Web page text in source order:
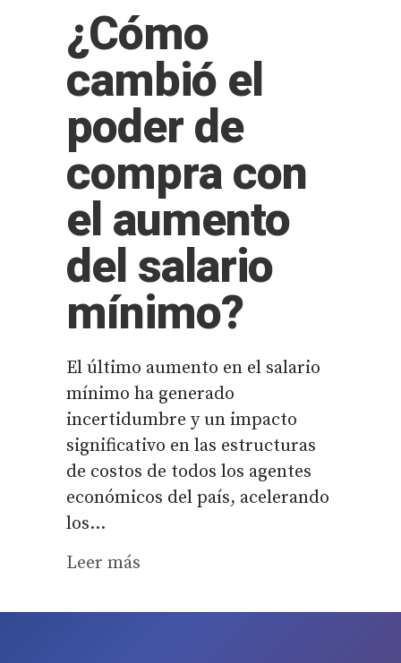
¿Cómo
cambió el
poder de
compra con
el aumento
del salario
mínimo?
El último aumento en el salario
mínimo ha generado
incertidumbre y un impacto
significativo en las estructuras
de costos de todos los agentes
económicos del país, acelerando
los...
Leer más